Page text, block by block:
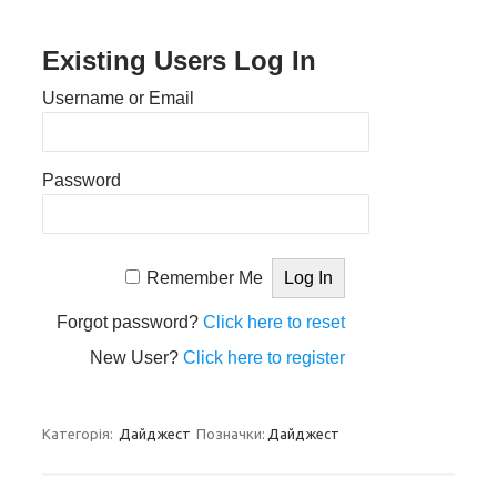
Existing Users Log In
Username or Email
Password
Remember Me
Forgot password?Click here to reset
New User?Click here to register
Категорія: Дайджест Позначки: Дайджест